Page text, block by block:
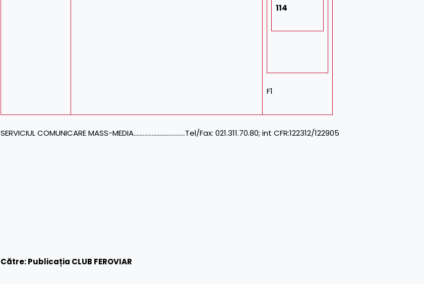
114
F1
SERVICIUL COMUNICARE MASS-MEDIA…………………………….Tel/Fax: 021.311.70.80; int CFR:122312/122905
Către: Publicația CLUB FEROVIAR